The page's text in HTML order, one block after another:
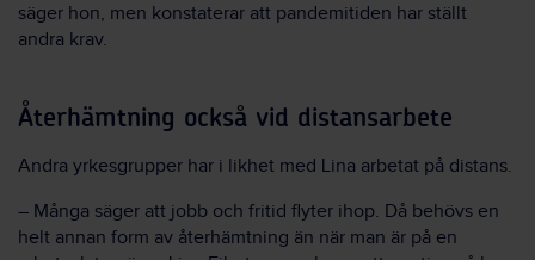
säger hon, men konstaterar att pandemitiden har ställt
andra krav.
Återhämtning också vid distansarbete
Andra yrkesgrupper har i likhet med Lina arbetat på distans.
– Många säger att jobb och fritid flyter ihop. Då behövs en
helt annan form av återhämtning än när man är på en